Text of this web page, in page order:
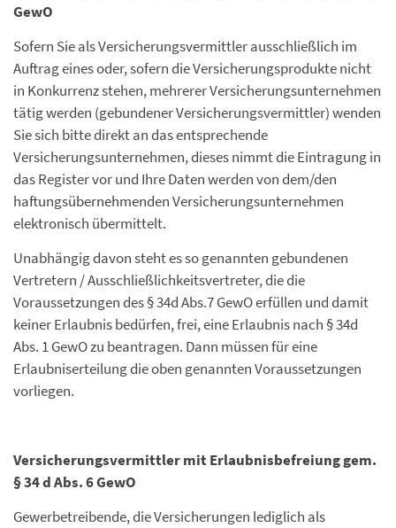
GewO
Sofern Sie als Versicherungsvermittler ausschließlich im
Auftrag eines oder, sofern die Versicherungsprodukte nicht
in Konkurrenz stehen, mehrerer Versicherungsunternehmen
tätig werden (gebundener Versicherungsvermittler) wenden
Sie sich bitte direkt an das entsprechende
Versicherungsunternehmen, dieses nimmt die Eintragung in
das Register vor und Ihre Daten werden von dem/den
haftungsübernehmenden Versicherungsunternehmen
elektronisch übermittelt.
Unabhängig davon steht es so genannten gebundenen
Vertretern / Ausschließlichkeitsvertreter, die die
Voraussetzungen des § 34d Abs.7 GewO erfüllen und damit
keiner Erlaubnis bedürfen, frei, eine Erlaubnis nach § 34d
Abs. 1 GewO zu beantragen. Dann müssen für eine
Erlaubniserteilung die oben genannten Voraussetzungen
vorliegen.
Versicherungsvermittler mit Erlaubnisbefreiung gem.
§ 34 d Abs. 6 GewO
Gewerbetreibende, die Versicherungen lediglich als